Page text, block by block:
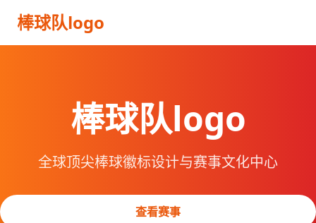
棒球队logo
棒球队logo
全球顶尖棒球徽标设计与赛事文化中心
查看赛事